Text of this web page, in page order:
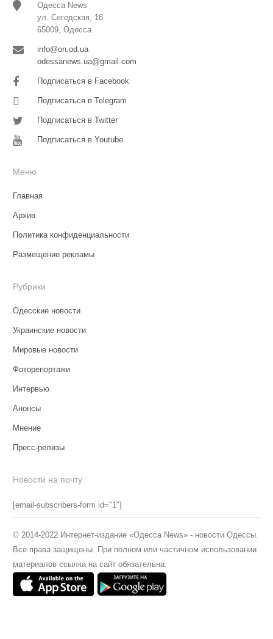
Одесса News
ул. Сегедская, 18
65009, Одесса
info@on.od.ua
odessanews.ua@gmail.com
Подписаться в Facebook
Подписаться в Telegram
Подписаться в Twitter
Подписаться в Youtube
Меню
Главная
Архив
Политика конфиденциальности
Размещение рекламы
Рубрики
Одесские новости
Украинские новости
Мировые новости
Фоторепортажи
Интервью
Анонсы
Мнение
Пресс-релизы
Новости на почту
[email-subscribers-form id="1"]
© 2014-2022 Интернет-издание «Одесса News» - новости Одессы.
Все права защищены. При полном или частичном использовании
материалов ссылка на сайт обязательна.